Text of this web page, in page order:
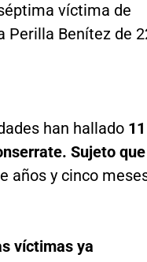
víctima de
Perilla Benítez de
han hallado 11
Sujeto que
años y cinco
víctimas ya